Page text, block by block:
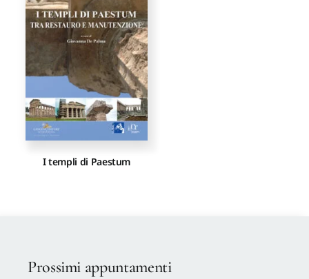
Proposte di pubblicazione
Gangemi Editore
Newsletter
I templi di Paestum
Prossimi appuntamenti